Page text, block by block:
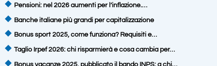
Pensioni: nel 2026 aumenti per l’inflazione.…
Banche italiane più grandi per capitalizzazione
Bonus sport 2025, come funziona? Requisiti e…
Taglio Irpef 2026: chi risparmierà e cosa cambia per…
Bonus vacanze 2025, pubblicato il bando INPS: a chi…